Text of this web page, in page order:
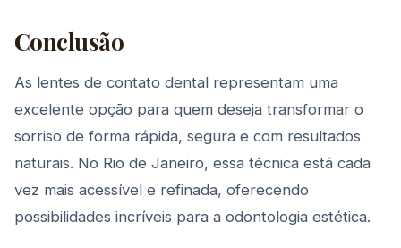
Conclusão
As lentes de contato dental representam uma
excelente opção para quem deseja transformar o
sorriso de forma rápida, segura e com resultados
naturais. No Rio de Janeiro, essa técnica está cada
vez mais acessível e refinada, oferecendo
possibilidades incríveis para a odontologia estética.